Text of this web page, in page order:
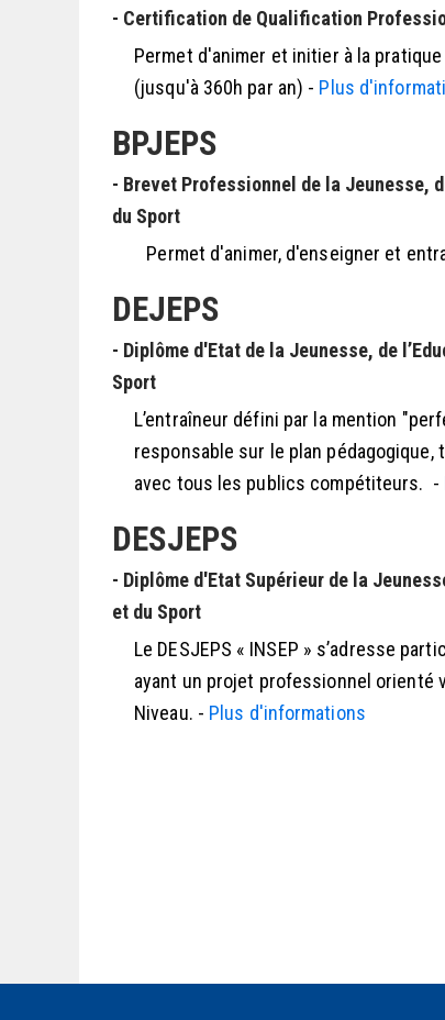
- Certification de Qualification
Permet d'animer et initier à la
(jusqu'à 360h par an) - Plus
BPJEPS
- Brevet Professionnel de la Jeunesse,
du Sport
Permet d'animer, d'enseigner et
DEJEPS
- Diplôme d'Etat de la Jeunesse, de
Sport
L’entraîneur défini par la mention
responsable sur le plan
avec tous les publics compétiteurs. -
DESJEPS
- Diplôme d'Etat Supérieur de la
et du Sport
Le DESJEPS « INSEP » s’adresse
ayant un projet professionnel orienté
Niveau. - Plus d'informations